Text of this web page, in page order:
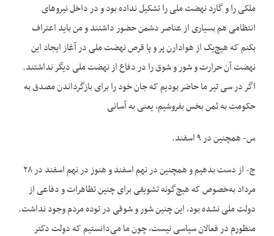
ملکی را و گارد نهضت ملی را تشکیل نداده بود و در داخل نیروهای
انتظامی هم بسیاری از عناصر دشمن حضور داشتند و من باید اعتراف
بکنم که هیچ‌یک از هوادارن پر و پا قرص نهضت ملی در آغاز ایجاد این
نهضت آن حرارت و شور و شوق را در دفاع از نهضت ملی دیگر نداشتند.
اگر در سی تیر ما حاضر بودیم که جان خود را برای بازگرداندن مصدق به
حکومت به ثمن بخس بفروشیم، یعنی به آسانی
س- همچنین در ۹ اسفند.
ج- از دست بدهیم و همچنین در نهم اسفند و هنوز در نهم اسفند در ۲۸
مرداد به‌خصوص که هیچ‌گونه تشویقی برای چنین تظاهرات و دفاعی از
دولت ملی نشده بود، این چنین شور و شوقی در توده مردم وجود نداشت.
منظورم در فعالان سیاسی نیست، چون ما می‌دانستیم که دولت دکتر